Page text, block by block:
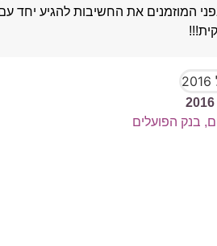
המוזמנים את החשיבות להגיע יחד
בנק הפועלים